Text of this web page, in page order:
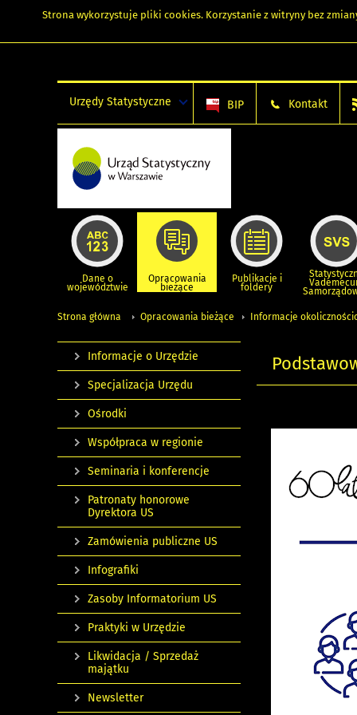
Strona wykorzystuje pliki cookies. Korzystanie z witryny bez
Urzędy Statystyczne BIP Kontakt
Dane o
województwie
Opracowania
bieżące
Publikacje i
foldery
Strona główna Opracowania bieżące Informacje
Informacje o Urzędzie
Specjalizacja Urzędu
Ośrodki
Współpraca w regionie
Seminaria i konferencje
Patronaty honorowe
Dyrektora US
Zamówienia publiczne US
Infografiki
Zasoby Informatorium US
Praktyki w Urzędzie
Likwidacja / Sprzedaż
majątku
Newsletter